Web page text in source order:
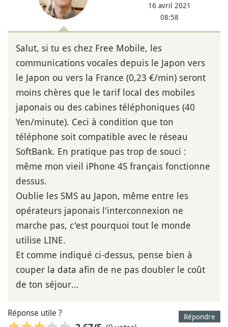
16 avril 2021
08:58
Salut, si tu es chez Free Mobile, les
communications vocales depuis le Japon vers
le Japon ou vers la France (0,23 €/min) seront
moins chères que le tarif local des mobiles
japonais ou des cabines téléphoniques (40
Yen/minute). Ceci à condition que ton
téléphone soit compatible avec le réseau
SoftBank. En pratique pas trop de souci :
même mon vieil iPhone 4S français fonctionne
dessus.
Oublie les SMS au Japon, même entre les
opérateurs japonais l'interconnexion ne
marche pas, c'est pourquoi tout le monde
utilise LINE.
Et comme indiqué ci-dessus, pense bien à
couper la data afin de ne pas doubler le coût
de ton séjour...
Répondre
Réponse utile ?